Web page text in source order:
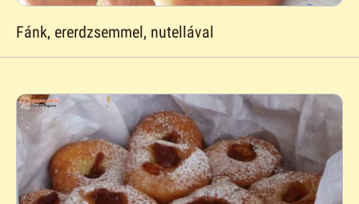
Fánk, ererdzsemmel, nutellával